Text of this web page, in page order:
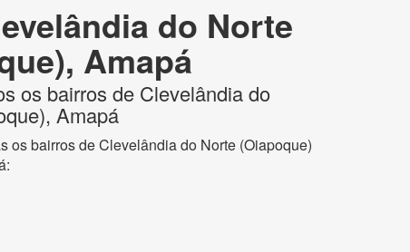
do Norte
Amapá
os bairros de Clevelândia do
Amapá
os bairros de Clevelândia do Norte (Oiapoque)